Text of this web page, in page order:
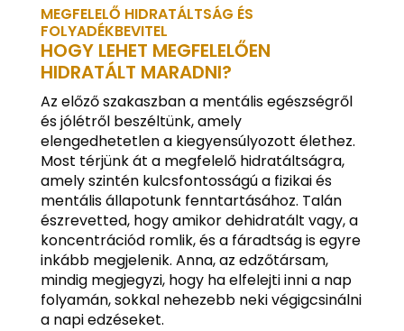
MEGFELELŐ HIDRATÁLTSÁG ÉS
FOLYADÉKBEVITEL
HOGY LEHET MEGFELELŐEN
HIDRATÁLT MARADNI?
Az előző szakaszban a mentális egészségről
és jólétről beszéltünk, amely
elengedhetetlen a kiegyensúlyozott élethez.
Most térjünk át a megfelelő hidratáltságra,
amely szintén kulcsfontosságú a fizikai és
mentális állapotunk fenntartásához. Talán
észrevetted, hogy amikor dehidratált vagy, a
koncentrációd romlik, és a fáradtság is egyre
inkább megjelenik. Anna, az edzőtársam,
mindig megjegyzi, hogy ha elfelejti inni a nap
folyamán, sokkal nehezebb neki végigcsinálni
a napi edzéseket.